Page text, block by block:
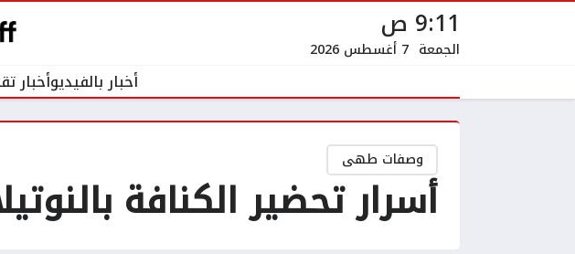
9:11 ص
الجمعة 7 أغسطس 2026
أخبار بالفيديوأخبار
وصفات طهى
أسرار تحضير الكنافة